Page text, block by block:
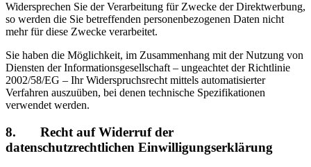
Widersprechen Sie der Verarbeitung für Zwecke der Direktwerbung,
so werden die Sie betreffenden personenbezogenen Daten nicht
mehr für diese Zwecke verarbeitet.
Sie haben die Möglichkeit, im Zusammenhang mit der Nutzung von
Diensten der Informationsgesellschaft – ungeachtet der Richtlinie
2002/58/EG – Ihr Widerspruchsrecht mittels automatisierter
Verfahren auszuüben, bei denen technische Spezifikationen
verwendet werden.
8. Recht auf Widerruf der
datenschutzrechtlichen Einwilligungserklärung